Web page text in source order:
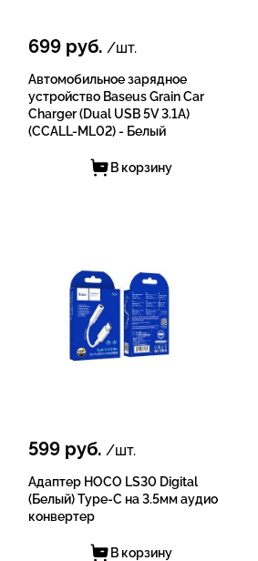
699 руб. /шт.
Автомобильное зарядное
устройство Baseus Grain Car
Charger (Dual USB 5V 3.1A)
(CCALL-ML02) - Белый
В корзину
599 руб. /шт.
Адаптер HOCO LS30 Digital
(Белый) Type-C на 3.5мм аудио
конвертер
В корзину